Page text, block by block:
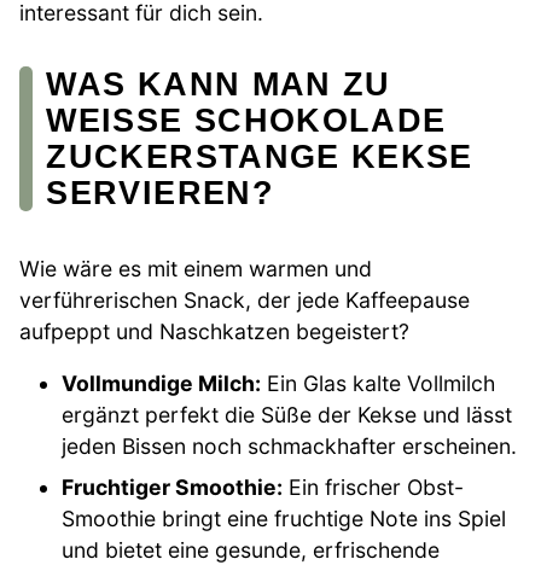
interessant für dich sein.
WAS KANN MAN ZU
WEISSE SCHOKOLADE Z
UCKERSTANGE KEKSE S
ERVIEREN?
Wie wäre es mit einem warmen und
verführerischen Snack, der jede Kaffeepause
aufpeppt und Naschkatzen begeistert?
Vollmundige Milch: Ein Glas kalte Vollmilch
ergänzt perfekt die Süße der Kekse und lässt
jeden Bissen noch schmackhafter erscheinen.
Fruchtiger Smoothie: Ein frischer Obst-
Smoothie bringt eine fruchtige Note ins Spiel
und bietet eine gesunde, erfrischende